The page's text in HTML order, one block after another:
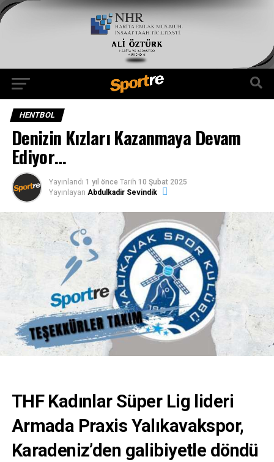
HENTBOL
Denizin Kızları Kazanmaya Devam
Ediyor…
Yayınlandı 1 yıl önce Tarih 10 Şubat 2025
Yayınlayan Abdulkadir Sevindik
THF Kadınlar Süper Lig lideri
Armada Praxis Yalıkavakspor,
Karadeniz’den galibiyetle döndü